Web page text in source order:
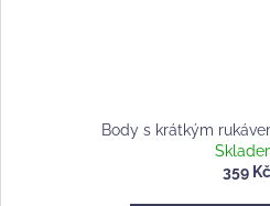
Body s krátkým
359 Kč